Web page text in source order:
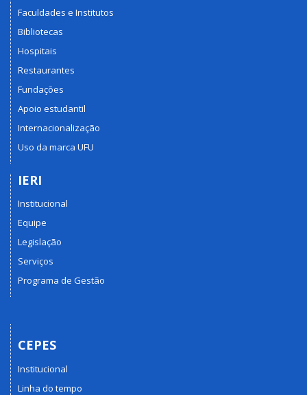
Faculdades e Institutos
Bibliotecas
Hospitais
Restaurantes
Fundações
Apoio estudantil
Internacionalização
Uso da marca UFU
IERI
Institucional
Equipe
Legislação
Serviços
Programa de Gestão
CEPES
Institucional
Linha do tempo